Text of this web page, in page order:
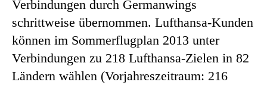
Verbindungen durch Germanwings
schrittweise übernommen. Lufthansa-Kunden
können im Sommerflugplan 2013 unter
Verbindungen zu 218 Lufthansa-Zielen in 82
Ländern wählen (Vorjahreszeitraum: 216